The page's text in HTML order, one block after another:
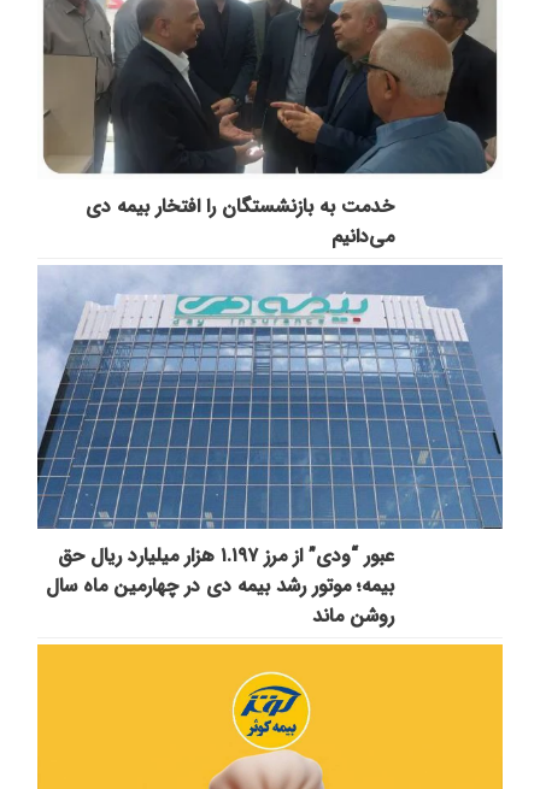
خدمت به بازنشستگان‌ را افتخار بیمه دی
می‌دانیم
عبور “ودی” از مرز ۱.۱۹۷ هزار میلیارد ریال حق
بیمه؛ موتور رشد بیمه دی در چهارمین ماه سال
روشن ماند